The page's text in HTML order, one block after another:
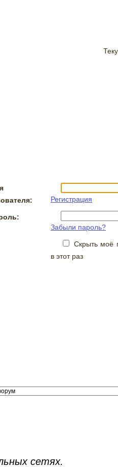
Регистрация
Забыли пароль?
Скрыть моё
в этот раз
сетях.